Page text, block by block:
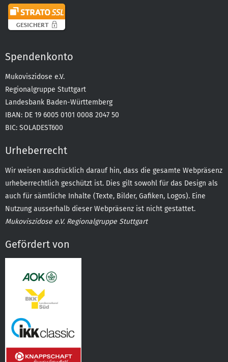
Spendenkonto
Mukoviszidose e.V.
Regionalgruppe Stuttgart
Landesbank Baden-Württemberg
IBAN: DE 19 6005 0101 0008 2047 50
BIC: SOLADEST600
Urheberrecht
Wir weisen ausdrücklich darauf hin, dass die gesamte Webpräsenz
urheberrechtlich geschützt ist. Dies gilt sowohl für das Design als
auch für sämtliche Inhalte (Texte, Bilder, Gafiken, Logos). Eine
Nutzung ausserhalb dieser Webpräsenz ist nicht gestattet.
Mukoviszidose e.V. Regionalgruppe Stuttgart
Gefördert von